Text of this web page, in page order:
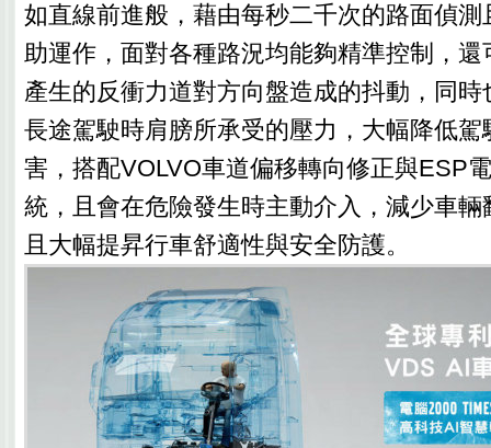
如直線前進般，藉由每秒二千次的路面偵
助運作，面對各種路況均能夠精準控制，
產生的反衝力道對方向盤造成的抖動，同
長途駕駛時肩膀所承受的壓力，大幅降低駕
害，搭配VOLVO車道偏移轉向修正與ESP
統，且會在危險發生時主動介入，減少車
且大幅提昇行車舒適性與安全防護。